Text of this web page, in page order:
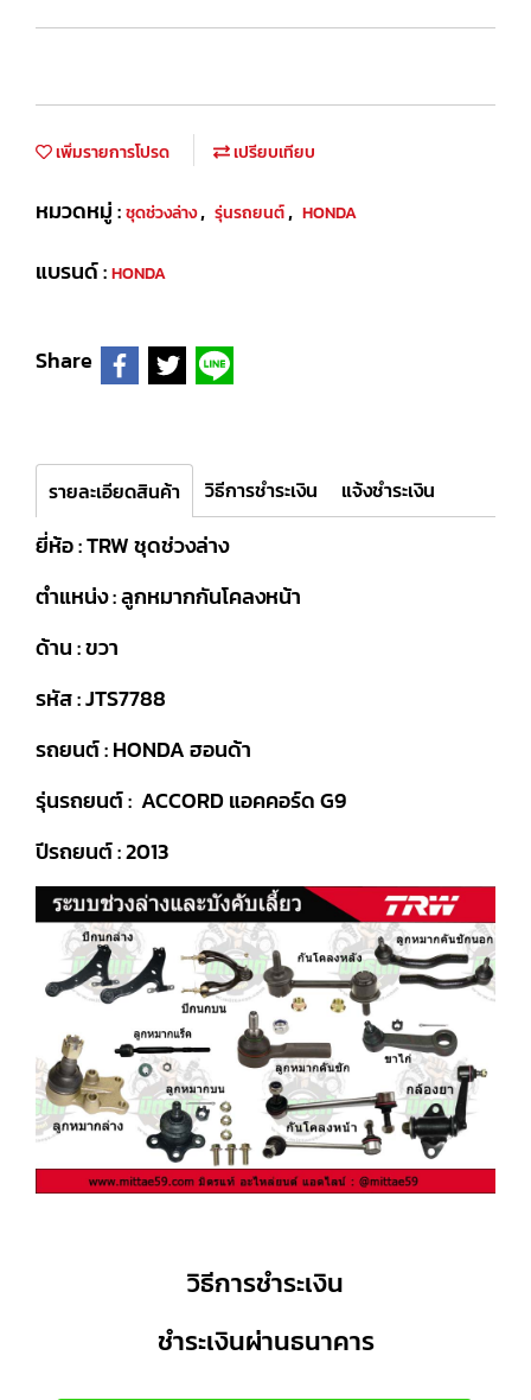
เพิ่มรายการโปรด เปรียบเทียบ
หมวดหมู่ :ชุดช่วงล่าง, รุ่นรถยนต์, HONDA
แบรนด์ :HONDA
Share
รายละเอียดสินค้า วิธีการชำระเงิน แจ้งชำระเงิน
ยี่ห้อ : TRW ชุดช่วงล่าง
ตำแหน่ง : ลูกหมากกันโคลงหน้า
ด้าน : ขวา
รหัส : JTS7788
รถยนต์ : HONDA ฮอนด้า
รุ่นรถยนต์ : ACCORD แอคคอร์ด G9
ปีรถยนต์ : 2013
วิธีการชำระเงิน
ชำระเงินผ่านธนาคาร